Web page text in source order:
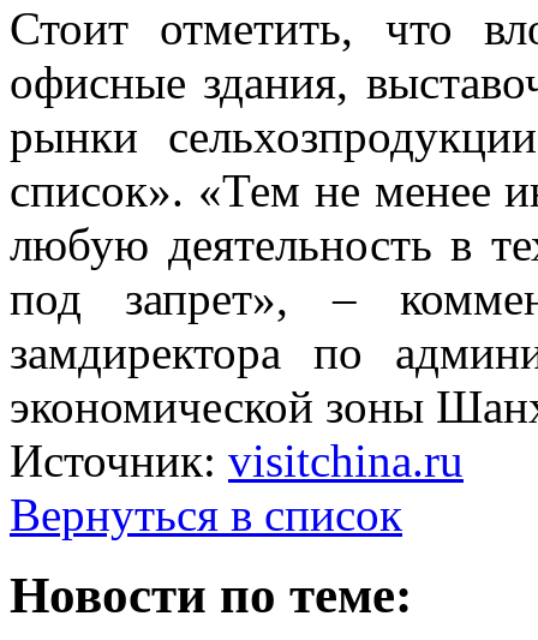
Стоит отметить, что
офисные здания,
рынки
список». «Тем не менее
любую деятельность в
под запрет», –
замдиректора по
экономической зоны
Источник: visitchina.ru
Вернуться в список
Новости по теме: